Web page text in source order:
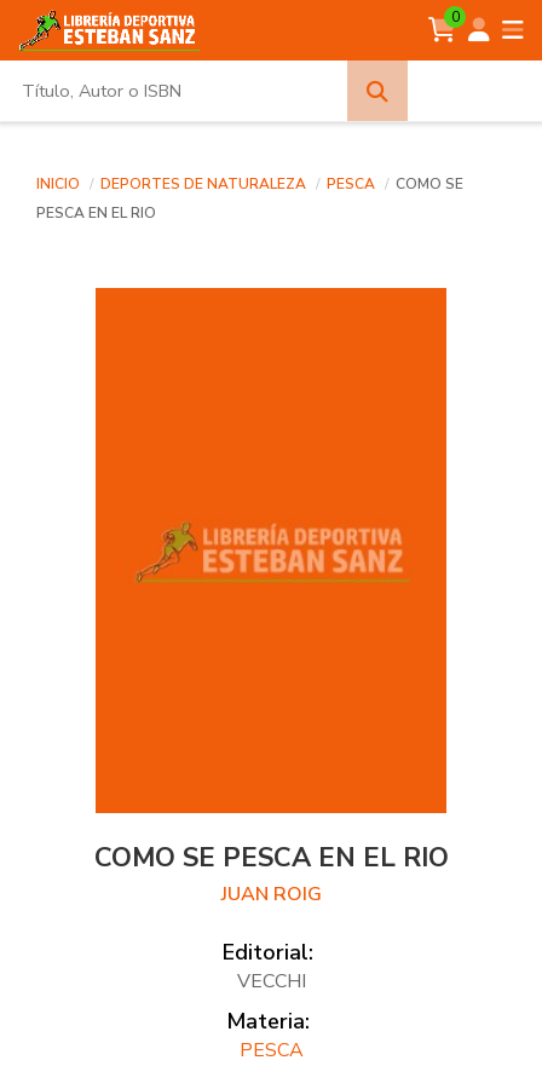
0
INICIO DEPORTES DE NATURALEZA PESCA
COMO SE
PESCA EN EL RIO
COMO SE PESCA EN EL RIO
JUAN ROIG
Editorial:
VECCHI
Materia:
PESCA